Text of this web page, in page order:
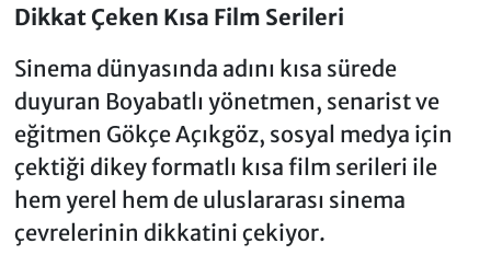
Dikkat Çeken Kısa Film Serileri
Sinema dünyasında adını kısa sürede
duyuran Boyabatlı yönetmen, senarist ve
eğitmen Gökçe Açıkgöz, sosyal medya için
çektiği dikey formatlı kısa film serileri ile
hem yerel hem de uluslararası sinema
çevrelerinin dikkatini çekiyor.